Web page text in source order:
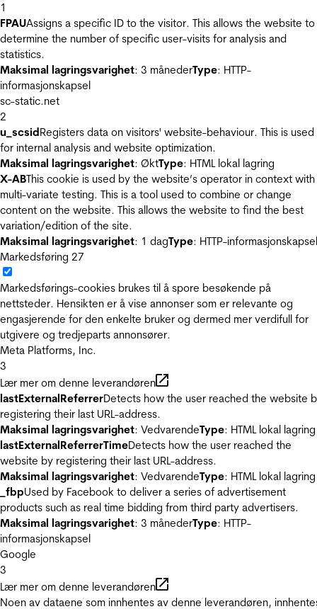
1
FPAUAssigns a specific ID to the visitor. This allows the website to
determine the number of specific user-visits for analysis and
statistics.
Maksimal lagringsvarighet: 3 månederType: HTTP-
informasjonskapsel
sc-static.net
2
u_scsidRegisters data on visitors' website-behaviour. This is used
for internal analysis and website optimization.
Maksimal lagringsvarighet: ØktType: HTML lokal lagring
X-ABThis cookie is used by the website’s operator in context with
multi-variate testing. This is a tool used to combine or change
content on the website. This allows the website to find the best
variation/edition of the site.
Maksimal lagringsvarighet: 1 dagType: HTTP-informasjonskapsel
Markedsføring 27
Markedsførings-cookies brukes til å spore besøkende på
nettsteder. Hensikten er å vise annonser som er relevante og
engasjerende for den enkelte bruker og dermed mer verdifull for
utgivere og tredjeparts annonsører.
Meta Platforms, Inc.
3
Lær mer om denne leverandøren
lastExternalReferrerDetects how the user reached the website
registering their last URL-address.
Maksimal lagringsvarighet: VedvarendeType: HTML lokal lagring
lastExternalReferrerTimeDetects how the user reached the
website by registering their last URL-address.
Maksimal lagringsvarighet: VedvarendeType: HTML lokal lagring
_fbpUsed by Facebook to deliver a series of advertisement
products such as real time bidding from third party advertisers.
Maksimal lagringsvarighet: 3 månederType: HTTP-
informasjonskapsel
Google
3
Lær mer om denne leverandøren
Noen av dataene som innhentes av denne leverandøren,